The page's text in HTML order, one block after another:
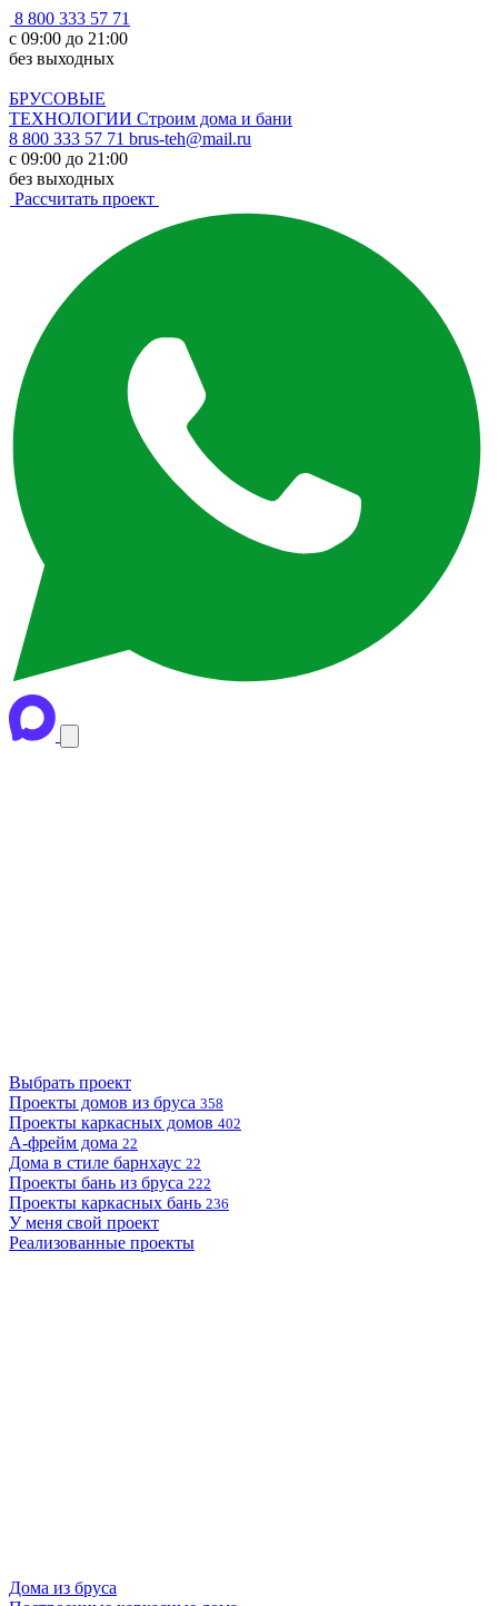
8 800 333 57 71
с 09:00 до 21:00
без выходных
БРУСОВЫЕ
ТЕХНОЛОГИИ Строим дома и бани
8 800 333 57 71 brus-teh@mail.ru
с 09:00 до 21:00
без выходных
Рассчитать проект
Выбрать проект
Проекты домов из бруса 358
Проекты каркасных домов 402
А-фрейм дома 22
Дома в стиле барнхаус 22
Проекты бань из бруса 222
Проекты каркасных бань 236
У меня свой проект
Реализованные проекты
Дома из бруса